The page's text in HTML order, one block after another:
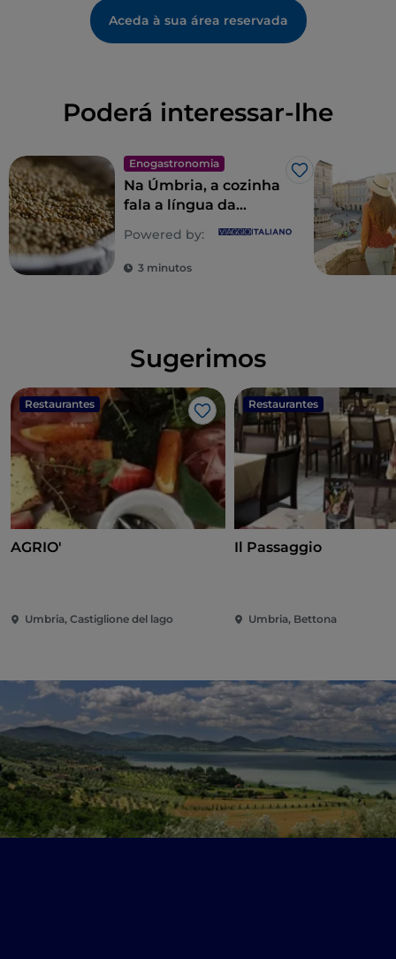
Aceda à sua área reservada
Poderá interessar-lhe
Enogastronomia
Gosto
Na Úmbria, a cozinha
fala a língua da
Powered by:
3 minutos
Sugerimos
Restaurantes
Gosto
AGRIO'
Umbria, Castiglione del lago
Restaurantes
Il Passaggio
Umbria, Bettona